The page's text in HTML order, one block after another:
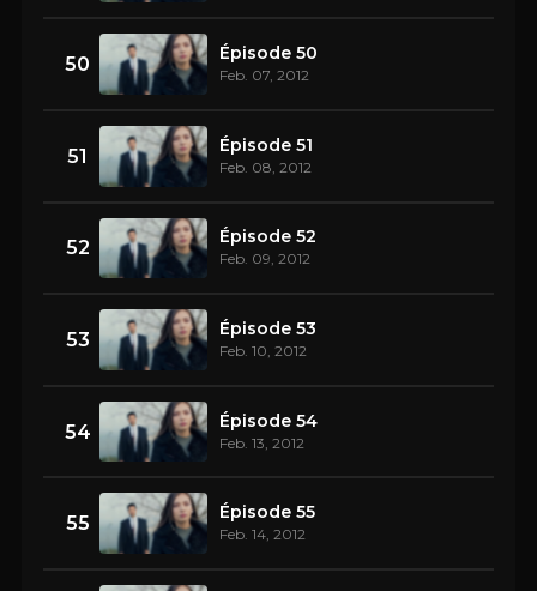
50 Épisode 50
Feb. 07, 2012
51 Épisode 51
Feb. 08, 2012
52 Épisode 52
Feb. 09, 2012
53 Épisode 53
Feb. 10, 2012
54 Épisode 54
Feb. 13, 2012
55 Épisode 55
Feb. 14, 2012